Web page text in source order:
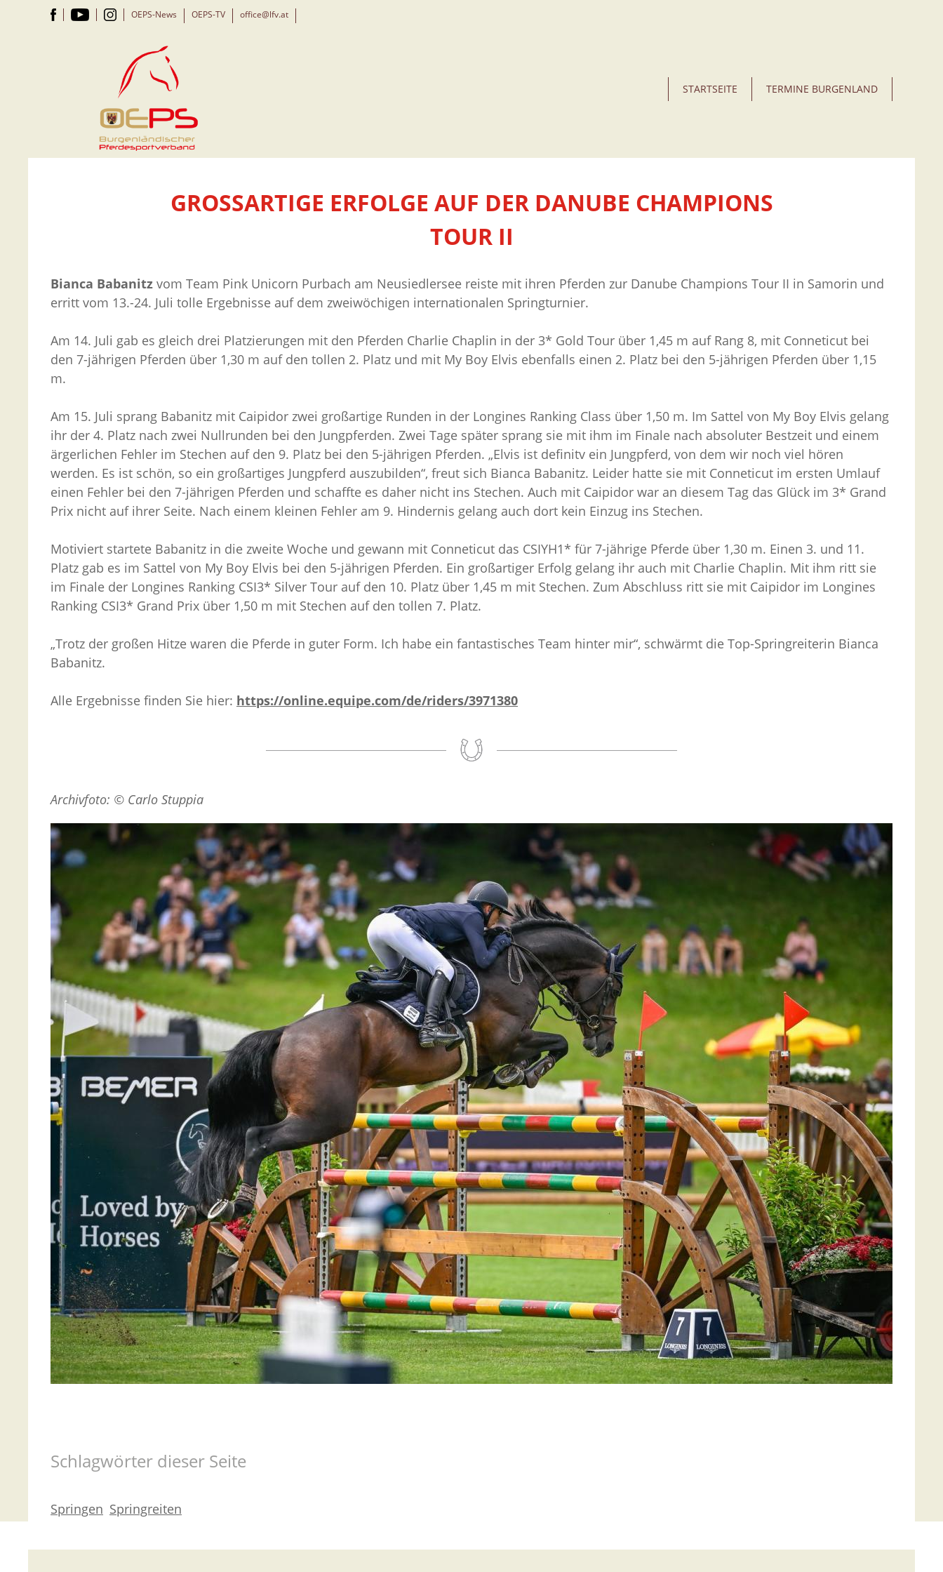
STARTSEITE TERMINE BURGENLAND
OEPS-News OEPS-TV office@lfv.at
GROSSARTIGE ERFOLGE AUF DER DANUBE CHAMPIONS T
OUR II
Bianca Babanitz vom Team Pink Unicorn Purbach am Neusiedlersee reiste mit ihren Pferden zur Danube Champions Tour II in Samorin und
erritt vom 13.-24. Juli tolle Ergebnisse auf dem zweiwöchigen internationalen Springturnier.
Am 14. Juli gab es gleich drei Platzierungen mit den Pferden Charlie Chaplin in der 3* Gold Tour über 1,45 m auf Rang 8, mit Conneticut bei
den 7-jährigen Pferden über 1,30 m auf den tollen 2. Platz und mit My Boy Elvis ebenfalls einen 2. Platz bei den 5-jährigen Pferden über 1,15
m.
Am 15. Juli sprang Babanitz mit Caipidor zwei großartige Runden in der Longines Ranking Class über 1,50 m. Im Sattel von My Boy Elvis gelang
ihr der 4. Platz nach zwei Nullrunden bei den Jungpferden. Zwei Tage später sprang sie mit ihm im Finale nach absoluter Bestzeit und einem
ärgerlichen Fehler im Stechen auf den 9. Platz bei den 5-jährigen Pferden. „Elvis ist definitv ein Jungpferd, von dem wir noch viel hören
werden. Es ist schön, so ein großartiges Jungpferd auszubilden“, freut sich Bianca Babanitz. Leider hatte sie mit Conneticut im ersten Umlauf
einen Fehler bei den 7-jährigen Pferden und schaffte es daher nicht ins Stechen. Auch mit Caipidor war an diesem Tag das Glück im 3* Grand
Prix nicht auf ihrer Seite. Nach einem kleinen Fehler am 9. Hindernis gelang auch dort kein Einzug ins Stechen.
Motiviert startete Babanitz in die zweite Woche und gewann mit Conneticut das CSIYH1* für 7-jährige Pferde über 1,30 m. Einen 3. und 11.
Platz gab es im Sattel von My Boy Elvis bei den 5-jährigen Pferden. Ein großartiger Erfolg gelang ihr auch mit Charlie Chaplin. Mit ihm ritt sie
im Finale der Longines Ranking CSI3* Silver Tour auf den 10. Platz über 1,45 m mit Stechen. Zum Abschluss ritt sie mit Caipidor im Longines
Ranking CSI3* Grand Prix über 1,50 m mit Stechen auf den tollen 7. Platz.
„Trotz der großen Hitze waren die Pferde in guter Form. Ich habe ein fantastisches Team hinter mir“, schwärmt die Top-Springreiterin Bianca
Babanitz.
Alle Ergebnisse finden Sie hier: https://online.equipe.com/de/riders/3971380
Archivfoto: © Carlo Stuppia
Schlagwörter dieser Seite
Springen Springreiten